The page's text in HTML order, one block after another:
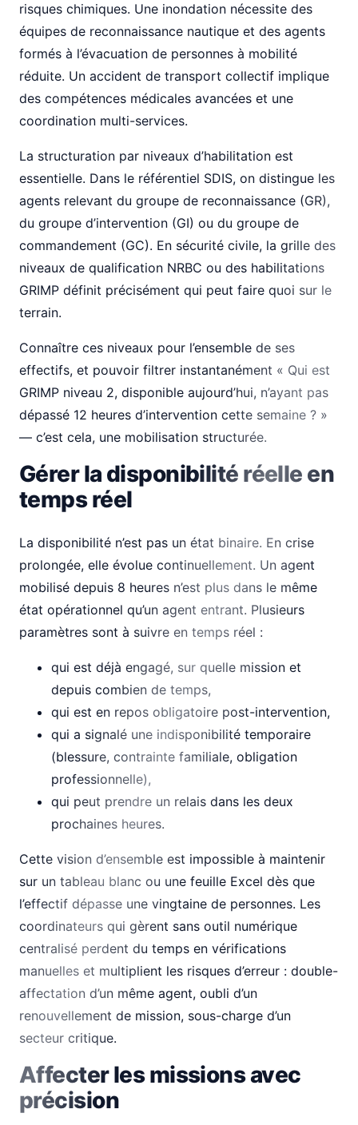
risques chimiques. Une inondation nécessite des
équipes de reconnaissance nautique et des agents
formés à l’évacuation de personnes à mobilité
réduite. Un accident de transport collectif implique
des compétences médicales avancées et une
coordination multi-services.
La structuration par niveaux d’habilitation est
essentielle. Dans le référentiel SDIS, on distingue les
agents relevant du groupe de reconnaissance (GR),
du groupe d’intervention (GI) ou du groupe de
commandement (GC). En sécurité civile, la grille des
niveaux de qualification NRBC ou des habilitations
GRIMP définit précisément qui peut faire quoi sur le
terrain.
Connaître ces niveaux pour l’ensemble de ses
effectifs, et pouvoir filtrer instantanément « Qui est
GRIMP niveau 2, disponible aujourd’hui, n’ayant pas
dépassé 12 heures d’intervention cette semaine ? »
— c’est cela, une mobilisation structurée.
Gérer la disponibilité réelle en
temps réel
La disponibilité n’est pas un état binaire. En crise
prolongée, elle évolue continuellement. Un agent
mobilisé depuis 8 heures n’est plus dans le même
état opérationnel qu’un agent entrant. Plusieurs
paramètres sont à suivre en temps réel :
qui est déjà engagé, sur quelle mission et
depuis combien de temps,
qui est en repos obligatoire post-intervention,
qui a signalé une indisponibilité temporaire
(blessure, contrainte familiale, obligation
professionnelle),
qui peut prendre un relais dans les deux
prochaines heures.
Cette vision d’ensemble est impossible à maintenir
sur un tableau blanc ou une feuille Excel dès que
l’effectif dépasse une vingtaine de personnes. Les
coordinateurs qui gèrent sans outil numérique
centralisé perdent du temps en vérifications
manuelles et multiplient les risques d’erreur : double-
affectation d’un même agent, oubli d’un
renouvellement de mission, sous-charge d’un
secteur critique.
Affecter les missions avec
précision